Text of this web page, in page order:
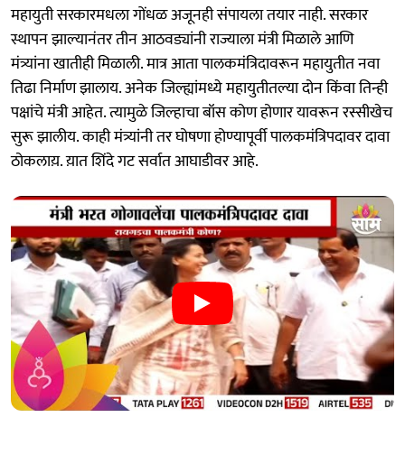
महायुती सरकारमधला गोंधळ अजूनही संपायला तयार नाही. सरकार
स्थापन झाल्यानंतर तीन आठवड्यांनी राज्याला मंत्री मिळाले आणि
मंत्र्यांना खातीही मिळाली. मात्र आता पालकमंत्रिदावरून महायुतीत नवा
तिढा निर्माण झालाय. अनेक जिल्ह्यांमध्ये महायुतीतल्या दोन किंवा तिन्ही
पक्षांचे मंत्री आहेत. त्यामुळे जिल्हाचा बॉस कोण होणार यावरून रस्सीखेच
सुरू झालीय. काही मंत्र्यांनी तर घोषणा होण्यापूर्वी पालकमंत्रिपदावर दावा
ठोकलाय़. य़ात शिंदे गट सर्वात आघाडीवर आहे.